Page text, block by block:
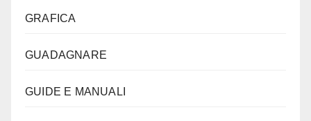
GRAFICA
GUADAGNARE
GUIDE E MANUALI